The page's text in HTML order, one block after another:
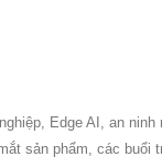
Edge AI, an
sản phẩm, các